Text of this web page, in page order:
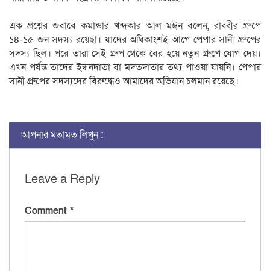
এক প্রশ্নের জবাবে কমান্ডার খন্দকার আল মঈন বলেন, রাব্বীর গ্রুপে
১৪-১৫ জন সদস্য রয়েছা। যাদের অধিকাংশই আগে পেপার সানী গ্রুপের
সদস্য ছিল। পরে তারা সেই গ্রুপ থেকে বের হয়ে নতুন গ্রুপে যোগ দেয়।
এখন পর্যন্ত তাদের ইন্ধনদাতা বা মদতদাতার তথ্য পাওয়া যায়নি। পেপার
সানী গ্রুপের সদস্যদের বিরুদ্ধেও আমাদের অভিযান চলমান রয়েছে।
আপনার মতামত লিখুন :
Leave a Reply
Comment *